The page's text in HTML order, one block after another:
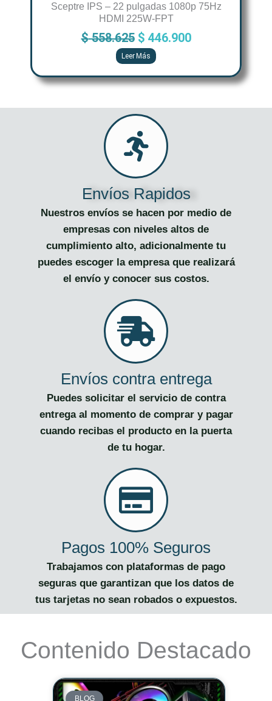
Sceptre IPS – 22 pulgadas 1080p 75Hz
HDMI 225W-FPT
$558.625 $ 446.900
Leer Más
Envíos Rapidos
Nuestros envíos se hacen por medio de
empresas con niveles altos de
cumplimiento alto, adicionalmente tu
puedes escoger la empresa que realizará
el envío y conocer sus costos.
Envíos contra entrega
Puedes solicitar el servicio de contra
entrega al momento de comprar y pagar
cuando recibas el producto en la puerta
de tu hogar.
Pagos 100% Seguros
Trabajamos con plataformas de pago
seguras que garantizan que los datos de
tus tarjetas no sean robados o expuestos.
Contenido Destacado
BLOG